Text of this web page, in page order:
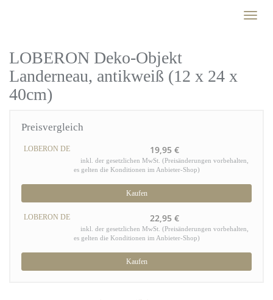
Toggle
LOBERON Deko-Objekt
Landerneau, antikweiß (12 x 24 x
40cm)
Preisvergleich
LOBERON DE 19,95 €
inkl. der gesetzlichen MwSt. (Preisänderungen vorbehalten,
es gelten die Konditionen im Anbieter-Shop)
Kaufen
LOBERON DE 22,95 €
inkl. der gesetzlichen MwSt. (Preisänderungen vorbehalten,
es gelten die Konditionen im Anbieter-Shop)
Kaufen